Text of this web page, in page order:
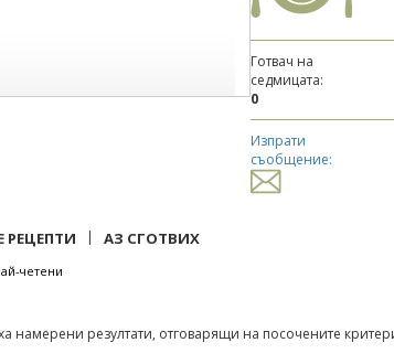
Готвач на
седмицата:
0
Изпрати
съобщение:
РЕЦЕПТИ | АЗ СГОТВИХ
четени
намерени резултати, отговарящи на посочените